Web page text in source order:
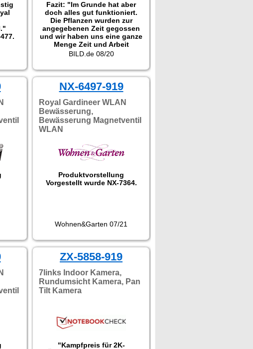
Fazit: "Im Grunde hat aber
doch alles gut funktioniert.
Die Pflanzen wurden zur
angegebenen Zeit gegossen
und wir haben uns eine ganze
Menge Zeit und Arbeit
gespart. Darum haben wir
Aufsätze bestellt, um mehr
Beete gießen zu können. Und
einen grünen Schlauch!"
Getestet wurde NX-6476.
BILD.de 08/20
NX-6497-919
Royal Gardineer WLAN
Bewässerung,
Bewässerung Magnetventil
WLAN
Produktvorstellung
Vorgestellt wurde NX-7364.
Wohnen&Garten 07/21
ZX-5858-919
7links Indoor Kamera,
Rundumsicht Kamera, Pan
Tilt Kamera
"Kampfpreis für 2K-